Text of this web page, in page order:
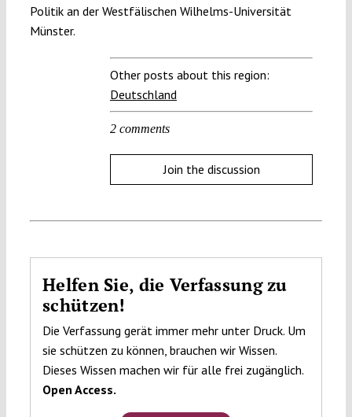
Politik an der Westfälischen Wilhelms-Universität
Münster.
Other posts about this region:
Deutschland
2 comments
Join the discussion
Helfen Sie, die Verfassung zu
schützen!
Die Verfassung gerät immer mehr unter Druck. Um
sie schützen zu können, brauchen wir Wissen.
Dieses Wissen machen wir für alle frei zugänglich.
Open Access.